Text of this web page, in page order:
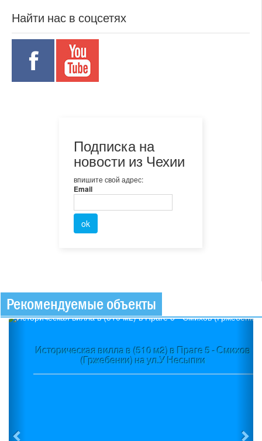
Найти нас в соцсетях
Подписка на
новости из Чехии
впишите свой адрес:
Email
Рекомендуемые объекты
Историческая вилла в (510 м2) в Праге 5 - Смихов
(Гржебенки) на ул.У Несыпки
Previous